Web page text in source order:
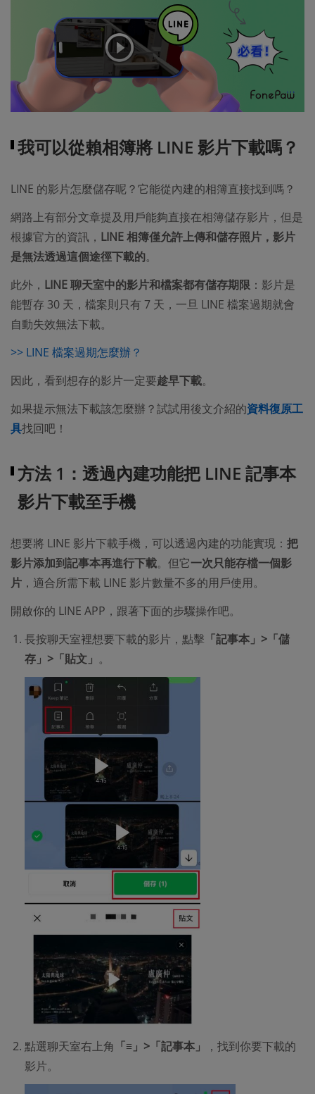
我可以從賴相簿將 LINE 影片下載嗎？
LINE 的影片怎麼儲存呢？它能從內建的相簿直接找到嗎？
網路上有部分文章提及用戶能夠直接在相簿儲存影片，但是
根據官方的資訊， LINE 相簿僅允許上傳和儲存照片，影片
是無法透過這個途徑下載的。
此外， LINE 聊天室中的影片和檔案都有儲存期限 ：影片是
能暫存 30 天，檔案則只有 7 天，一旦 LINE 檔案過期就會
自動失效無法下載。
>> LINE 檔案過期怎麼辦？
因此，看到想存的影片一定要趁早下載。
如果提示無法下載該怎麼辦？試試用後文介紹的資料復原工
具找回吧！
方法 1：透過內建功能把 LINE 記事本
影片下載至手機
想要將 LINE 影片下載手機，可以透過內建的功能實現： 把
影片添加到記事本再進行下載。但它一次只能存檔一個影
片 ，適合所需下載 LINE 影片數量不多的用戶使用。
開啟你的 LINE APP，跟著下面的步驟操作吧。
長按聊天室裡想要下載的影片，點擊 「記事本」>「儲
存」>「貼文」 。
點選聊天室右上角 「≡」>「記事本」
，找到你要下載的
影片。